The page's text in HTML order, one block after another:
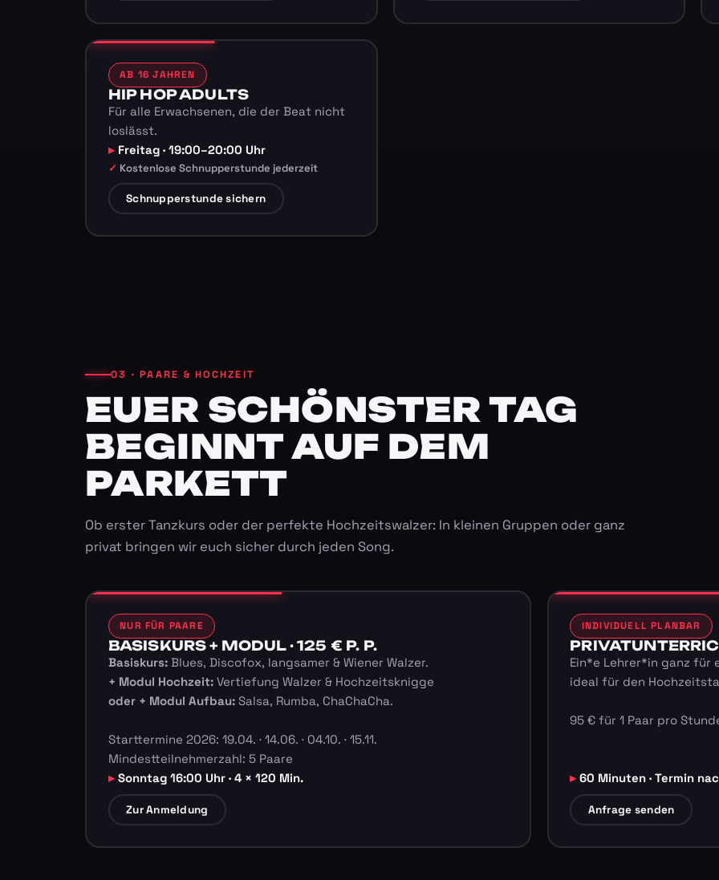
AB 16 JAHREN
HIP HOP ADULTS
Für alle Erwachsenen, die der Beat nicht
loslässt.
Freitag · 19:00–20:00 Uhr
Kostenlose Schnupperstunde jederzeit
Schnupperstunde sichern
03 · PAARE & HOCHZEIT
EUER SCHÖNSTER TAG
BEGINNT AUF DEM
PARKETT
Ob erster Tanzkurs oder der perfekte Hochzeitswalzer: In kleinen Gruppen oder ganz
privat bringen wir euch sicher durch jeden Song.
NUR FÜR PAARE
BASISKURS + MODUL · 125 € P. P.
Basiskurs:Blues, Discofox, langsamer & Wiener Walzer.
+ Modul Hochzeit:Vertiefung Walzer & Hochzeitsknigge
oder + Modul Aufbau:Salsa, Rumba, ChaChaCha.
Starttermine 2026: 19.04. · 14.06. · 04.10. · 15.11.
Mindestteilnehmerzahl: 5 Paare
Sonntag 16:00 Uhr · 4 × 120 Min.
Zur Anmeldung
INDIVIDUELL PLANBAR
Ein*e Lehrer*in ganz für
ideal für den
95 € für 1 Paar pro
60 Minuten · Termin
Anfrage senden